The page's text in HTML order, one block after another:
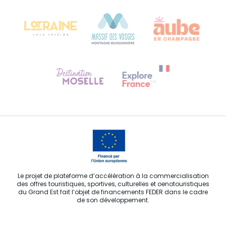
Contactez-nous
Le projet de plateforme d’accélération à la commercialisation
des offres touristiques, sportives, culturelles et oenotouristiques
du Grand Est fait l’objet de financements FEDER dans le cadre
de son développement.